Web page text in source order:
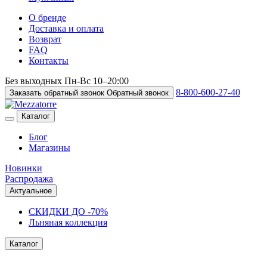
О бренде
Доставка и оплата
Возврат
FAQ
Контакты
Без выходных Пн-Вс 10–20:00
Заказать обратный звонок Обратный звонок 8-800-600-27-40
Каталог
Блог
Магазины
Новинки
Распродажа
Актуальное
СКИДКИ ДО -70%
Льняная коллекция
Каталог